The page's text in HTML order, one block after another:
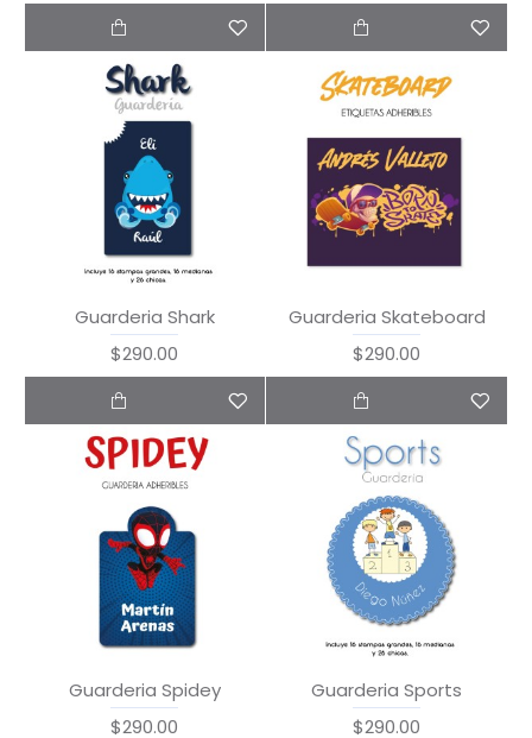
Guarderia Shark
$290.00
Guarderia Skateboard
$290.00
Guarderia Spidey
$290.00
Guarderia Sports
$290.00